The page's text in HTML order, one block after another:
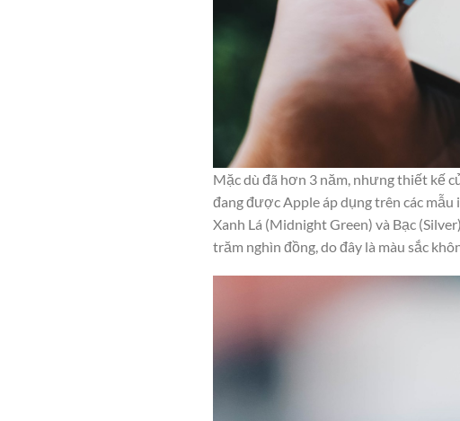
Mặc dù đã hơn 3 năm, nhưng thiết kế
đang được Apple áp dụng trên các mẫu
Xanh Lá (Midnight Green) và Bạc
trăm nghìn đồng, do đây là màu sắc